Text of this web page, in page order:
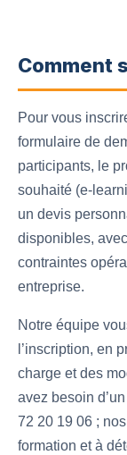
Comment
Pour vous
formulaire de
participants, le
souhaité (e-
un devis
disponibles,
contraintes
entreprise.
Notre équipe
l’inscription, en
charge et des
avez besoin
72 20 19 06 ;
formation et à